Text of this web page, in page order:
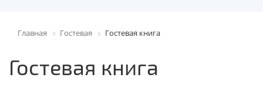
Главная Гостевая Гостевая книга
Гостевая книга